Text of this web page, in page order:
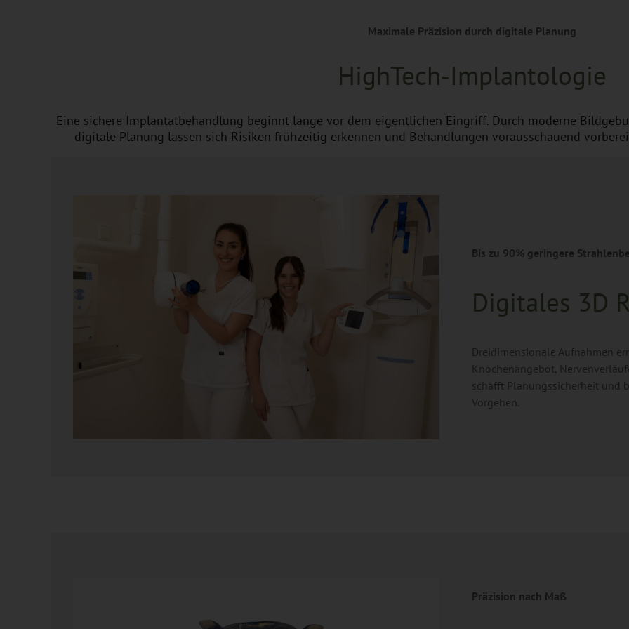
Maximale Präzision durch digitale Planung
HighTech-Implantologie
Eine sichere Implantatbehandlung beginnt lange vor dem eigentlichen Eingriff. Durch moderne
digitale Planung lassen sich Risiken frühzeitig erkennen und Behandlungen vorausschauend
Bis zu 90% geringere
Digitales 3D
Dreidimensionale Aufnahmen
Knochenangebot,
schafft Planungssicherheit und
Vorgehen.
Präzision nach Maß